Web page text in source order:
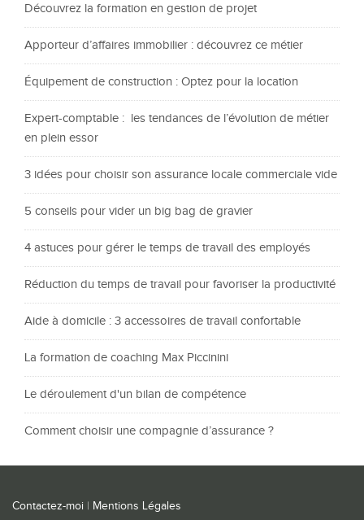
Découvrez la formation en gestion de projet
Apporteur d’affaires immobilier : découvrez ce métier
Équipement de construction : Optez pour la location
Expert-comptable : les tendances de l’évolution de métier
en plein essor
3 idées pour choisir son assurance locale commerciale vide
5 conseils pour vider un big bag de gravier
4 astuces pour gérer le temps de travail des employés
Réduction du temps de travail pour favoriser la productivité
Aide à domicile : 3 accessoires de travail confortable
La formation de coaching Max Piccinini
Le déroulement d'un bilan de compétence
Comment choisir une compagnie d’assurance ?
Contactez-moi | Mentions Légales